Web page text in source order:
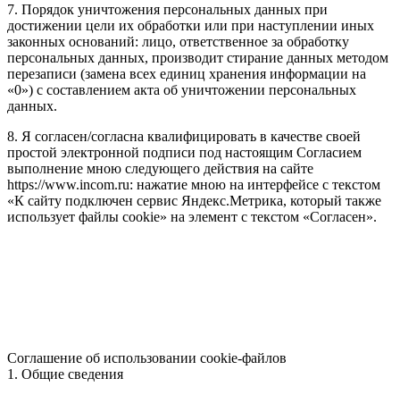
7. Порядок уничтожения персональных данных при
достижении цели их обработки или при наступлении иных
законных оснований: лицо, ответственное за обработку
персональных данных, производит стирание данных методом
перезаписи (замена всех единиц хранения информации на
«0») с составлением акта об уничтожении персональных
данных.
8. Я согласен/согласна квалифицировать в качестве своей
простой электронной подписи под настоящим Согласием
выполнение мною следующего действия на сайте
https://www.incom.ru: нажатие мною на интерфейсе с текстом
«К сайту подключен сервис Яндекс.Метрика, который также
использует файлы cookie» на элемент с текстом «Согласен».
Соглашение об использовании cookie-файлов
1. Общие сведения